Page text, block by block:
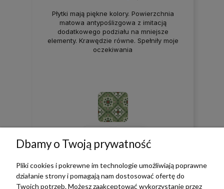
Płytki mają piękne kolory. Powierzchnia
matowa antypoślizgowa z imitacją
dodatkowego podziału na mniejsze
elementy. Krawędzie równe. Spełniły moje
oczekiwania
Dbamy o Twoją prywatność
Pliki cookies i pokrewne im technologie umożliwiają poprawne
działanie strony i pomagają nam dostosować ofertę do
Twoich potrzeb. Możesz zaakceptować wykorzystanie przez